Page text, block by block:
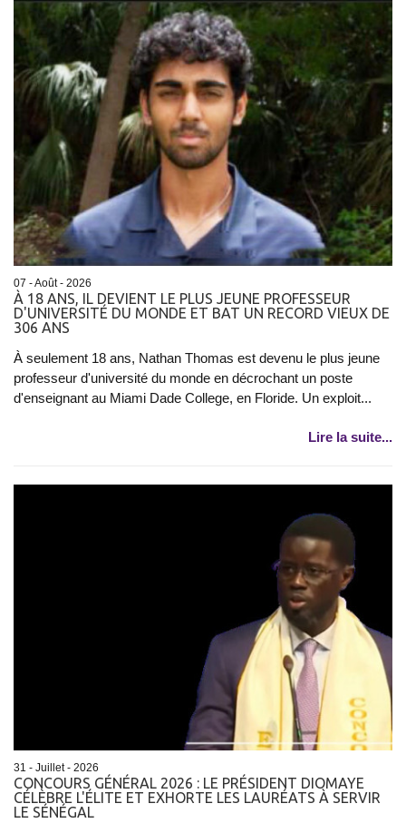
07 - Août - 2026
À 18 ANS, IL DEVIENT LE PLUS JEUNE PROFESSEUR
D'UNIVERSITÉ DU MONDE ET BAT UN RECORD VIEUX DE
306 ANS
À seulement 18 ans, Nathan Thomas est devenu le plus jeune
professeur d'université du monde en décrochant un poste
d'enseignant au Miami Dade College, en Floride. Un exploit...
Lire la suite...
31 - Juillet - 2026
CONCOURS GÉNÉRAL 2026 : LE PRÉSIDENT DIOMAYE
CÉLÈBRE L'ÉLITE ET EXHORTE LES LAURÉATS À SERVIR
LE SÉNÉGAL